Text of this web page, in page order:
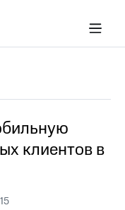
клиентов в